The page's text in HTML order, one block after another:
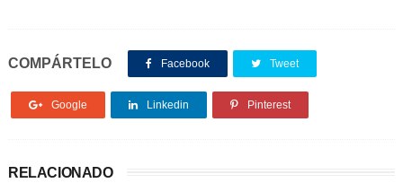
COMPÁRTELO Facebook Tweet
Google Linkedin Pinterest
RELACIONADO